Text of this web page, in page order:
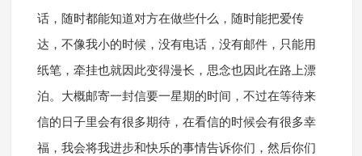
话，随时都能知道对方在做些什么，随时能把爱传
达，不像我小的时候，没有电话，没有邮件，只能用
纸笔，牵挂也就因此变得漫长，思念也因此在路上漂
泊。大概邮寄一封信要一星期的时间，不过在等待来
信的日子里会有很多期待，在看信的时候会有很多幸
福，我会将我进步和快乐的事情告诉你们，然后你们